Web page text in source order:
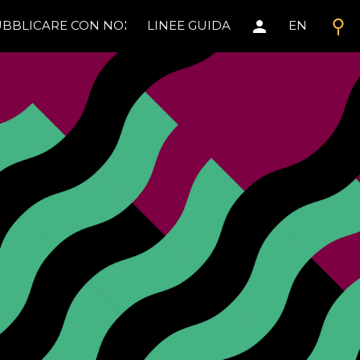
search
CON NOI LINEE GUIDA person EN